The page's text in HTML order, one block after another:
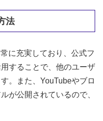
法
に充実しており、公式フ
することで、他のユーザ
。また、YouTubeやブロ
が公開されているので、